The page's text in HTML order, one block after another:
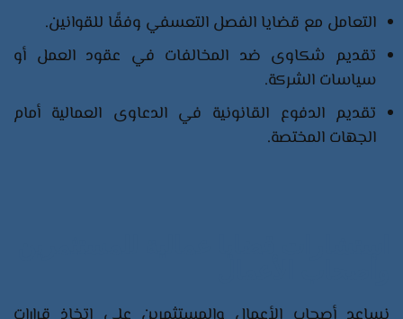
التعامل مع قضايا الفصل التعسفي وفقًا للقوانين.​
تقديم شكاوى ضد المخالفات في عقود العمل أو
سياسات الشركة.​
تقديم الدفوع القانونية في الدعاوى العمالية أمام
الجهات المختصة.​